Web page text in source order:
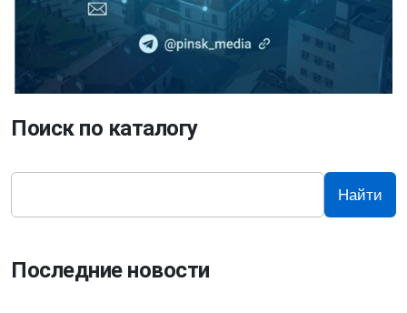
Поиск по каталогу
Найти
Последние новости